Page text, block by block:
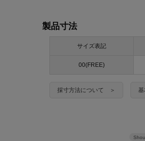
製品寸法
サイズ表記
00(FREE)
採寸方法について ＞